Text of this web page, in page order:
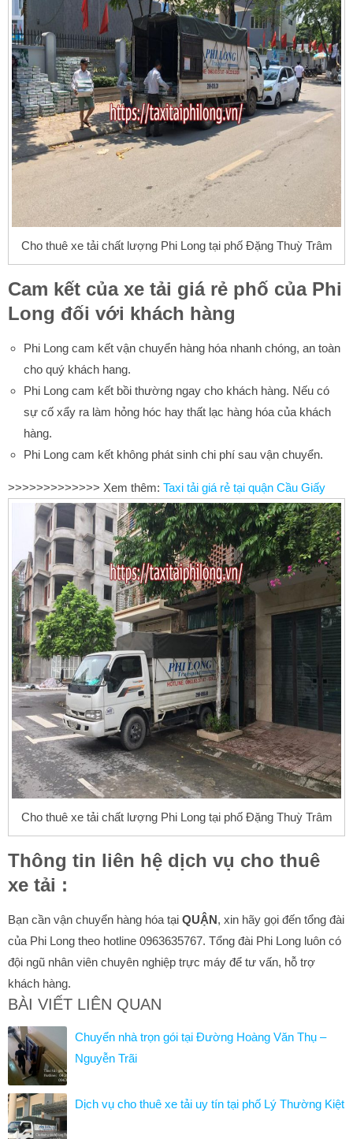
Cho thuê xe tải chất lượng Phi Long tại phố Đặng Thuỳ Trâm
Cam kết của xe tải giá rẻ phố của Phi
Long đối với khách hàng
Phi Long cam kết vận chuyển hàng hóa nhanh chóng, an toàn
cho quý khách hang.
Phi Long cam kết bồi thường ngay cho khách hàng. Nếu có
sự cố xẩy ra làm hỏng hóc hay thất lạc hàng hóa của khách
hàng.
Phi Long cam kết không phát sinh chi phí sau vận chuyển.
>>>>>>>>>>>>> Xem thêm: Taxi tải giá rẻ tại quận Cầu Giấy
Cho thuê xe tải chất lượng Phi Long tại phố Đặng Thuỳ Trâm
Thông tin liên hệ dịch vụ cho thuê
xe tải :
Bạn cần vận chuyển hàng hóa tại QUẬN, xin hãy gọi đến tổng đài
của Phi Long theo hotline 0963635767. Tổng đài Phi Long luôn có
đội ngũ nhân viên chuyên nghiệp trực máy để tư vấn, hỗ trợ
khách hàng.
BÀI VIẾT LIÊN QUAN
Chuyển nhà trọn gói tại Đường Hoàng Văn Thụ –
Nguyễn Trãi
Dịch vụ cho thuê xe tải uy tín tại phố Lý Thường Kiệt